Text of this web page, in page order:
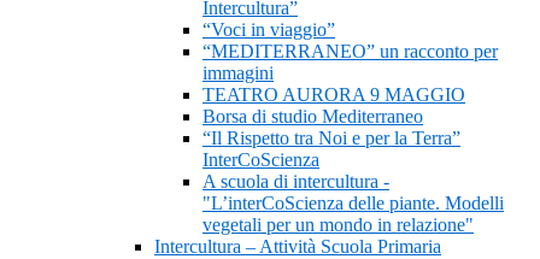
Intercultura”
“Voci in viaggio”
“MEDITERRANEO” un racconto per
immagini
TEATRO AURORA 9 MAGGIO
Borsa di studio Mediterraneo
“Il Rispetto tra Noi e per la Terra”
InterCoScienza
A scuola di intercultura -
"L’interCoScienza delle piante. Modelli
vegetali per un mondo in relazione"
Intercultura – Attività Scuola Primaria